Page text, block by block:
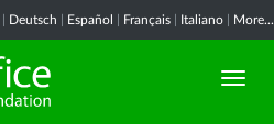
Deutsch Español Français Italiano More...